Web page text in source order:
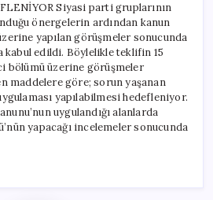
Siyasi parti gruplarının
önergelerin ardından kanun
yapılan görüşmeler sonucunda
kabul edildi. Böylelikle teklifin 15
bölümü üzerine görüşmeler
maddelere göre; sorun yaşanan
yapılabilmesi hedefleniyor.
uygulandığı alanlarda
yapacağı incelemeler sonucunda